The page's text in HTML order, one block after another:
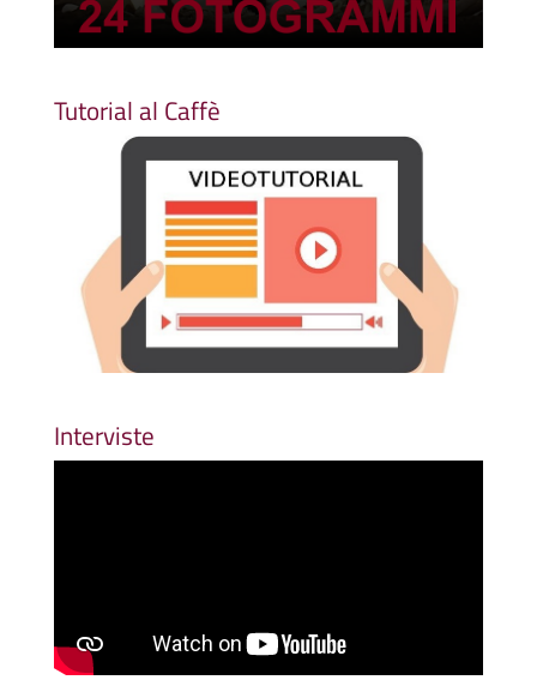
Tutorial al Caffè
Interviste